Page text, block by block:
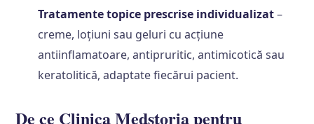
Tratamente topice prescrise individualizat–
creme, loțiuni sau geluri cu acțiune
antiinflamatoare, antipruritic, antimicotică sau
keratolitică, adaptate fiecărui pacient.
De ce Clinica Medstoria pentru